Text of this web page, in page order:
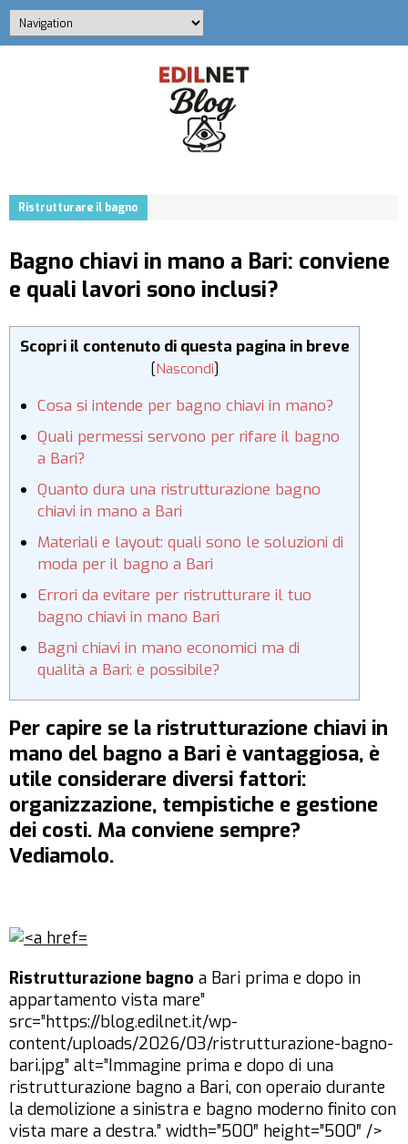
Ristrutturare il bagno
Bagno chiavi in mano a Bari: conviene
e quali lavori sono inclusi?
Scopri il contenuto di questa pagina in breve
[Nascondi]
Cosa si intende per bagno chiavi in mano?
Quali permessi servono per rifare il bagno
a Bari?
Quanto dura una ristrutturazione bagno
chiavi in mano a Bari
Materiali e layout: quali sono le soluzioni di
moda per il bagno a Bari
Errori da evitare per ristrutturare il tuo
bagno chiavi in mano Bari
Bagni chiavi in mano economici ma di
qualità a Bari: è possibile?
Per capire se la ristrutturazione chiavi in
mano del bagno a Bari è vantaggiosa, è
utile considerare diversi fattori:
organizzazione, tempistiche e gestione
dei costi. Ma conviene sempre?
Vediamolo.
Ristrutturazione bagno a Bari prima e dopo in
appartamento vista mare”
src=”https://blog.edilnet.it/wp-
content/uploads/2026/03/ristrutturazione-bagno-
bari.jpg” alt=”Immagine prima e dopo di una
ristrutturazione bagno a Bari, con operaio durante
la demolizione a sinistra e bagno moderno finito con
vista mare a destra.” width=”500″ height=”500″ />